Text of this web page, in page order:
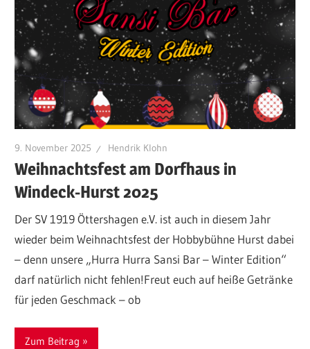
9. November 2025 Hendrik Klohn
Weihnachtsfest am Dorfhaus in
Windeck-Hurst 2025
Der SV 1919 Öttershagen e.V. ist auch in diesem Jahr
wieder beim Weihnachtsfest der Hobbybühne Hurst dabei
– denn unsere „Hurra Hurra Sansi Bar – Winter Edition“
darf natürlich nicht fehlen!Freut euch auf heiße Getränke
für jeden Geschmack – ob
Zum Beitrag